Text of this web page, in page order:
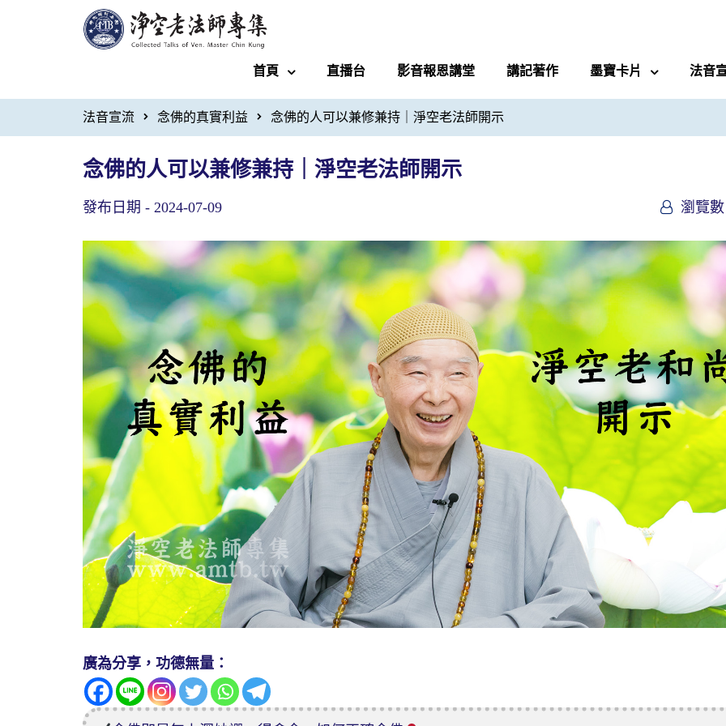
首頁 直播台 影音報恩講堂 講記著作 墨寶卡片 法音
法音宣流 念佛的真實利益 念佛的人可以兼修兼持｜淨空老法師開示
念佛的人可以兼修兼持｜淨空老法師開示
發布日期 - 2024-07-09 瀏覽數
廣為分享，功德無量：